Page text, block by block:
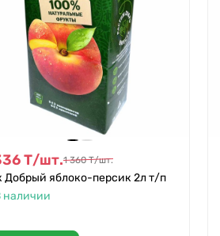
Т/шт.1 360 Т/шт.
Добрый яблоко-персик 2л т/п
наличии